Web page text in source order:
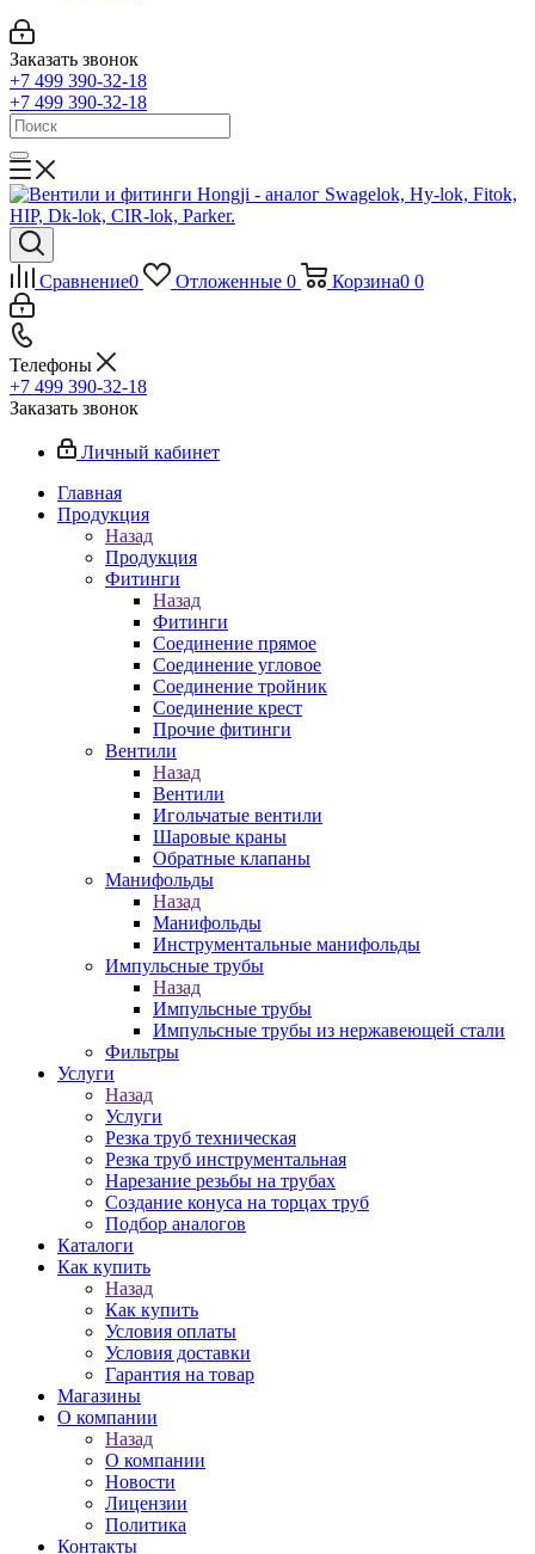
Заказать звонок
+7 499 390-32-18
+7 499 390-32-18
Сравнение0 Отложенные 0 Корзина0 0
Телефоны
+7 499 390-32-18
Заказать звонок
Личный кабинет
Главная
Продукция
Назад
Продукция
Фитинги
Назад
Фитинги
Соединение прямое
Соединение угловое
Соединение тройник
Соединение крест
Прочие фитинги
Вентили
Назад
Вентили
Игольчатые вентили
Шаровые краны
Обратные клапаны
Манифольды
Назад
Манифольды
Инструментальные манифольды
Импульсные трубы
Назад
Импульсные трубы
Импульсные трубы из нержавеющей стали
Фильтры
Услуги
Назад
Услуги
Резка труб техническая
Резка труб инструментальная
Нарезание резьбы на трубах
Создание конуса на торцах труб
Подбор аналогов
Каталоги
Как купить
Назад
Как купить
Условия оплаты
Условия доставки
Гарантия на товар
Магазины
О компании
Назад
О компании
Новости
Лицензии
Политика
Контакты